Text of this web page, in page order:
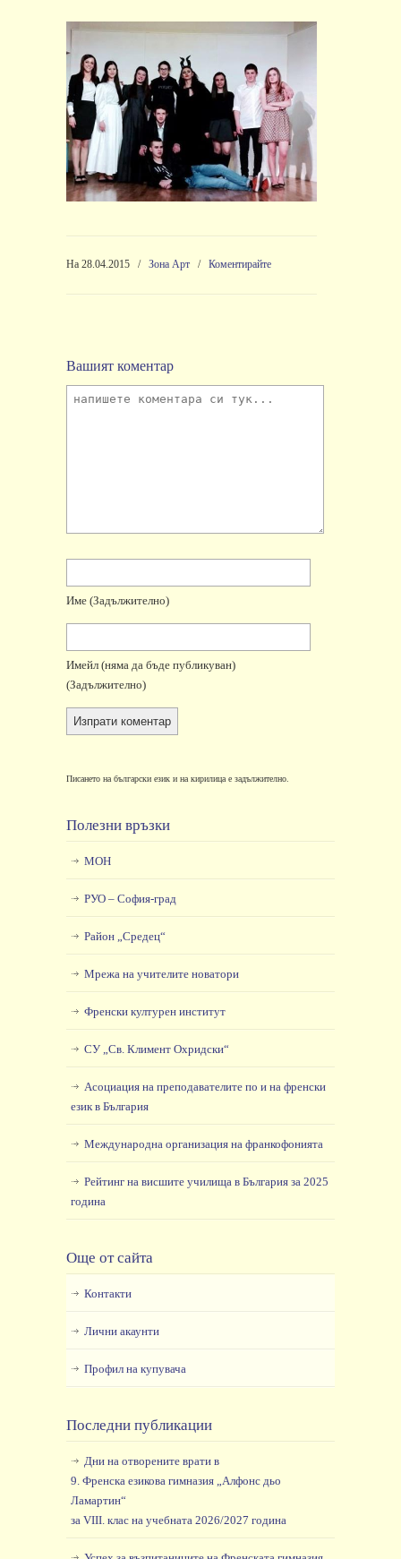
На 28.04.2015 / Зона Арт / Коментирайте
Вашият коментар
Име (задължително)
Имейл (няма да бъде публикуван)
(задължително)
Писането на български език и на кирилица е задължително.
Полезни връзки
МОН
РУО – София-град
Район „Средец“
Мрежа на учителите новатори
Френски културен институт
СУ „Св. Климент Охридски“
Асоциация на преподавателите по и на френски
език в България
Международна организация на франкофонията
Рейтинг на висшите училища в България за 2025
година
Още от сайта
Контакти
Лични акаунти
Профил на купувача
Последни публикации
Дни на отворените врати в
9. Френска езикова гимназия „Алфонс дьо
Ламартин“
за VIII. клас на учебната 2026/2027 година